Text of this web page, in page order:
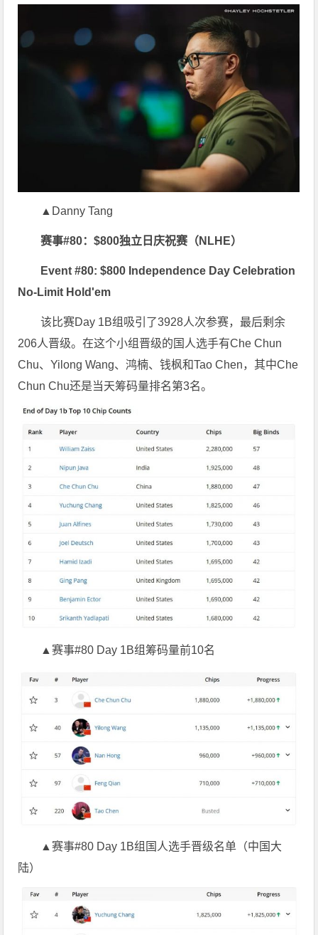
▲Danny Tang
赛事#80：$800独立日庆祝赛（NLHE）
Event #80: $800 Independence Day Celebration
No-Limit Hold'em
该比赛Day 1B组吸引了3928人次参赛，最后剩余
206人晋级。在这个小组晋级的国人选手有Che Chun
Chu、Yilong Wang、鸿楠、钱枫和Tao Chen，其中Che
Chun Chu还是当天筹码量排名第3名。
▲赛事#80 Day 1B组筹码量前10名
▲赛事#80 Day 1B组国人选手晋级名单（中国大
陆）